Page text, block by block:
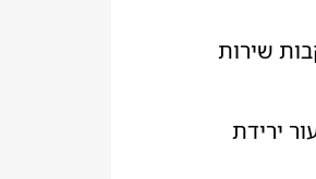
בעקבות שירות
ירידת